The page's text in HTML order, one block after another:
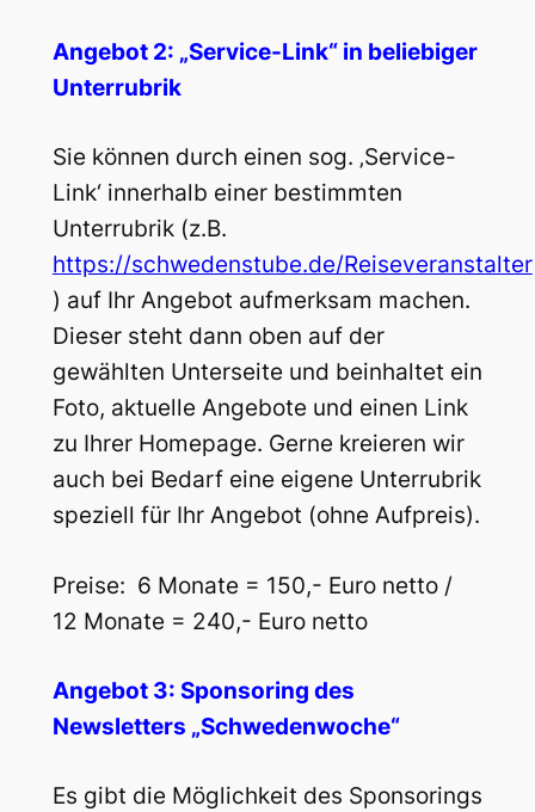
Angebot 2: „Service-Link“ in beliebiger
Unterrubrik
Sie können durch einen sog. ‚Service-
Link‘ innerhalb einer bestimmten
Unterrubrik (z.B.
https://schwedenstube.de/Reiseveranstalter
) auf Ihr Angebot aufmerksam machen.
Dieser steht dann oben auf der
gewählten Unterseite und beinhaltet ein
Foto, aktuelle Angebote und einen Link
zu Ihrer Homepage. Gerne kreieren wir
auch bei Bedarf eine eigene Unterrubrik
speziell für Ihr Angebot (ohne Aufpreis).
Preise: 6 Monate = 150,- Euro netto /
12 Monate = 240,- Euro netto
Angebot 3: Sponsoring des
Newsletters „Schwedenwoche“
Es gibt die Möglichkeit des Sponsorings